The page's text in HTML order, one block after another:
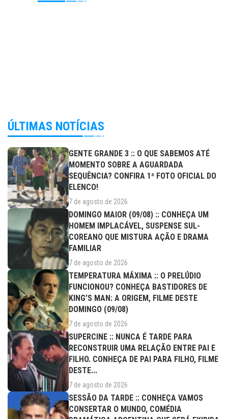
ÚLTIMAS NOTÍCIAS
GENTE GRANDE 3 :: O QUE SABEMOS ATÉ
MOMENTO SOBRE A AGUARDADA
SEQUÊNCIA? CONFIRA 1ª FOTO OFICIAL DO
ELENCO!
7 de agosto de 2026
DOMINGO MAIOR (09/08) :: CONHEÇA UM
HOMEM IMPLACÁVEL, SUSPENSE SUL-
COREANO QUE MISTURA AÇÃO E DRAMA
FAMILIAR
7 de agosto de 2026
TEMPERATURA MÁXIMA :: O PRELÚDIO
FUNCIONOU? CONHEÇA BASTIDORES DE
KING’S MAN: A ORIGEM, FILME DESTE
DOMINGO (09/08)
7 de agosto de 2026
SUPERCINE :: NUNCA É TARDE PARA
RECONSTRUIR UMA RELAÇÃO ENTRE PAI E
FILHO. CONHEÇA DE PAI PARA FILHO, FILME
DESTE...
7 de agosto de 2026
SESSÃO DA TARDE :: CONHEÇA VAMOS
CONSERTAR O MUNDO, COMÉDIA